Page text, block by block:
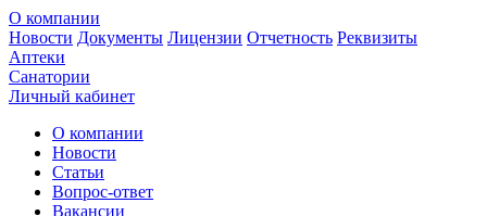
О компании
Новости Документы Лицензии Отчетность Реквизиты
Аптеки
Санатории
Личный кабинет
О компании
Новости
Статьи
Вопрос-ответ
Вакансии